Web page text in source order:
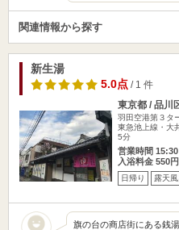
関連情報から探す
新生湯
5.0点/ 1 件
東京都 / 品川
羽田空港第３タ
東急池上線・大
5分
営業時間
入浴料金 550
日帰り 露天風
旗の台の商店街にある銭